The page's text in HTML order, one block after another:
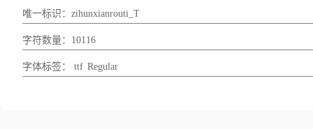
唯一标识：zihunxianrouti_T
字符数量：10116
字体标签： ttf Regular